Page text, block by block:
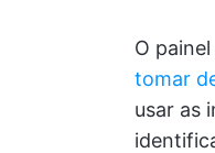
O
tomar
usar as